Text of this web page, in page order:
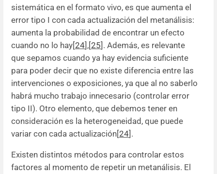
sistemática en el formato vivo, es que aumenta el
error tipo I con cada actualización del metanálisis:
aumenta la probabilidad de encontrar un efecto
cuando no lo hay[24],[25]. Además, es relevante
que sepamos cuando ya hay evidencia suficiente
para poder decir que no existe diferencia entre las
intervenciones o exposiciones, ya que al no saberlo
habrá mucho trabajo innecesario (controlar error
tipo II). Otro elemento, que debemos tener en
consideración es la heterogeneidad, que puede
variar con cada actualización[24].
Existen distintos métodos para controlar estos
factores al momento de repetir un metanálisis. El